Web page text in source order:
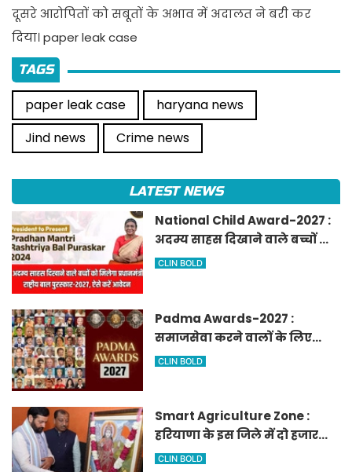
दूसरे आरोपितों को सबूतों के अभाव में अदालत ने बरी कर
दिया। paper leak case
TAGS
paper leak case
haryana news
Jind news
Crime news
LATEST NEWS
National Child Award-2027 :
अदम्य साहस दिखाने वाले बच्चों को
मिलेगा प्रधानमंत्री राष्ट्रीय बाल
CLIN BOLD
Padma Awards-2027 :
समाजसेवा करने वालों के लिए
सुनेहरा मौका, गृह मंत्रालय ने
CLIN BOLD
Smart Agriculture Zone :
हरियाणा के इस जिले में दो हजार
एकड़ में बनेगा स्मार्ट एग्रीकल्चर
CLIN BOLD